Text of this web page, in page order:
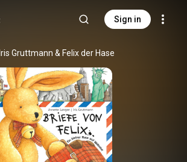
Sign in
Iris Gruttmann & Felix der Hase